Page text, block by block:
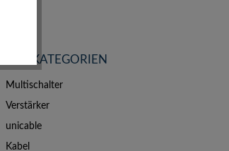
TOP KATEGORIEN
Multischalter
Verstärker
unicable
Kabel